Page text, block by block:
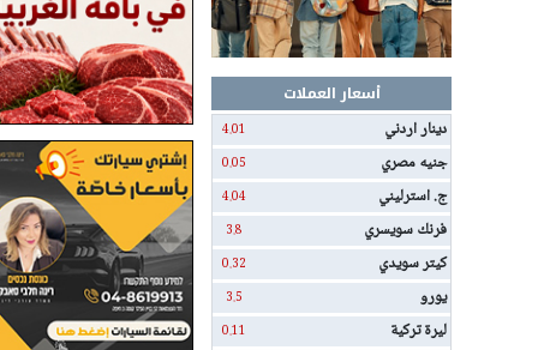
أسعار العملات
دينار اردني
4.01
جنيه مصري 0.05
ج. استرليني 4.04
فرنك سويسري 3.8
كيتر سويدي 0.32
يورو 3.5
ليرة تركية 0.11